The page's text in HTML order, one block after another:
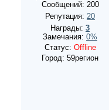
Сообщений: 200
Репутация: 20
Награды: 3
Замечания: 0%
Статус: Offline
Город: 59регион